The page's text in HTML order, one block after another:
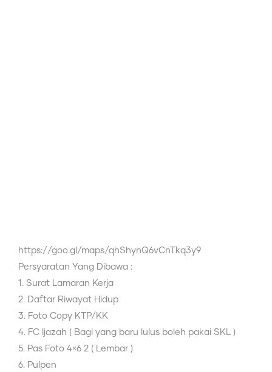
https://goo.gl/maps/qhShynQ6vCnTkq3y9
Persyaratan Yang Dibawa :
1. Surat Lamaran Kerja
2. Daftar Riwayat Hidup
3. Foto Copy KTP/KK
4. FC Ijazah ( Bagi yang baru lulus boleh pakai SKL )
5. Pas Foto 4×6 2 ( Lembar )
6. Pulpen